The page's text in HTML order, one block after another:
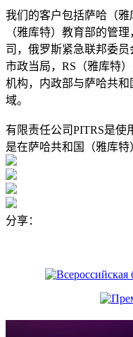
我们的客户包括萨哈（
（雅库特）教育部的管
司，俄罗斯紧急联邦委
市政当局，RS（雅库特
机构，内政部与萨哈共
域。
有限责任公司PITRS是使
是在萨哈共和国（雅库特
分享：